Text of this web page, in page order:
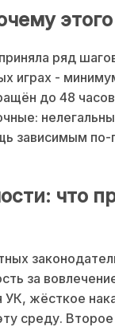
ряд
играх -
до 48
зависимым
что
за
жёсткое
среду.